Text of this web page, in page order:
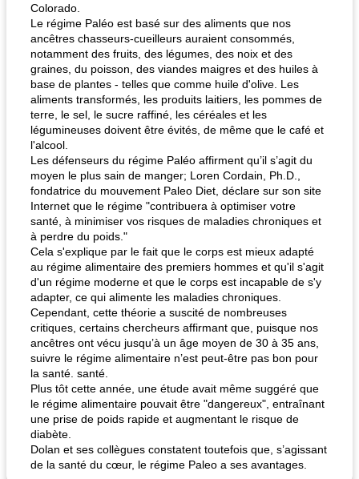
Colorado.
Le régime Paléo est basé sur des aliments que nos
ancêtres chasseurs-cueilleurs auraient consommés,
notamment des fruits, des légumes, des noix et des
graines, du poisson, des viandes maigres et des huiles à
base de plantes - telles que comme huile d'olive. Les
aliments transformés, les produits laitiers, les pommes de
terre, le sel, le sucre raffiné, les céréales et les
légumineuses doivent être évités, de même que le café et
l'alcool.
Les défenseurs du régime Paléo affirment qu’il s’agit du
moyen le plus sain de manger; Loren Cordain, Ph.D.,
fondatrice du mouvement Paleo Diet, déclare sur son site
Internet que le régime "contribuera à optimiser votre
santé, à minimiser vos risques de maladies chroniques et
à perdre du poids."
Cela s'explique par le fait que le corps est mieux adapté
au régime alimentaire des premiers hommes et qu'il s'agit
d'un régime moderne et que le corps est incapable de s'y
adapter, ce qui alimente les maladies chroniques.
Cependant, cette théorie a suscité de nombreuses
critiques, certains chercheurs affirmant que, puisque nos
ancêtres ont vécu jusqu’à un âge moyen de 30 à 35 ans,
suivre le régime alimentaire n’est peut-être pas bon pour
la santé. santé.
Plus tôt cette année, une étude avait même suggéré que
le régime alimentaire pouvait être "dangereux", entraînant
une prise de poids rapide et augmentant le risque de
diabète.
Dolan et ses collègues constatent toutefois que, s’agissant
de la santé du cœur, le régime Paleo a ses avantages.